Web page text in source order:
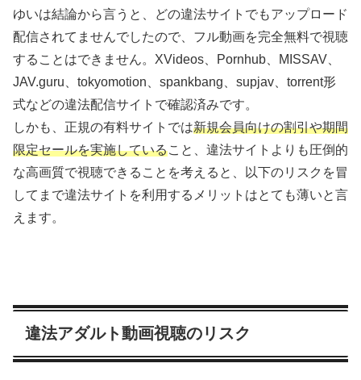
ゆいは結論から言うと、どの違法サイトでもアップロード
配信されてませんでしたので、フル動画を完全無料で視聴
することはできません。XVideos、Pornhub、MISSAV、
JAV.guru、tokyomotion、spankbang、supjav、torrent形
式などの違法配信サイトで確認済みです。
しかも、正規の有料サイトでは新規会員向けの割引や期間
限定セールを実施していること、違法サイトよりも圧倒的
な高画質で視聴できることを考えると、以下のリスクを冒
してまで違法サイトを利用するメリットはとても薄いと言
えます。
違法アダルト動画視聴のリスク